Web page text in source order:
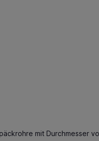
mit Durchmesser